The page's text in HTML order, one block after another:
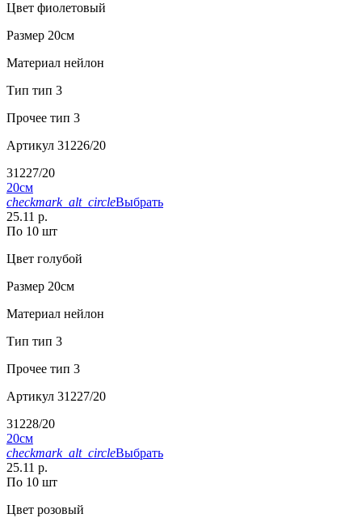
Цвет фиолетовый
Размер 20см
Материал нейлон
Тип тип 3
Прочее тип 3
Артикул 31226/20
31227/20
20см
checkmark_alt_circleВыбрать
25.11 р.
По 10 шт
Цвет голубой
Размер 20см
Материал нейлон
Тип тип 3
Прочее тип 3
Артикул 31227/20
31228/20
20см
checkmark_alt_circleВыбрать
25.11 р.
По 10 шт
Цвет розовый